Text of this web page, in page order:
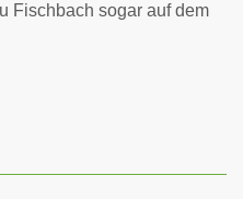
Fischbach sogar auf dem